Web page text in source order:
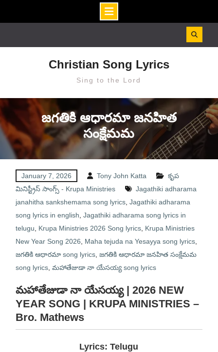
Christian Song Lyrics
Sing to the Lord
జగతికి ఆధారమా జనహిత
సంక్షేమమ
January 7, 2026 Tony John Katta
కృప
మినిస్ట్రీస్ సాంగ్స్ - Krupa Ministries
Jagathiki adharama
janahitha sankshemama song lyrics, Jagathiki adharama
song lyrics in english Jagathiki adharama song lyrics in
telugu
Krupa Ministries 2026 Song lyrics, Krupa Ministries
New Year Song 2026
Maha tejuda na Yesayya song lyrics,
జగతికి ఆధారమా song lyrics, జగతికి ఆధారమా జనహిత సంక్షేమమ
song lyrics, మహాతేజుడా నా యేసయ్య song lyrics
మహాతేజుడా నా యేసయ్య | 2026 NEW
YEAR SONG | KRUPA MINISTRIES –
Bro. Mathews
Lyrics: Telugu